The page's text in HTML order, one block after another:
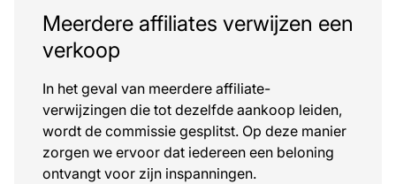
Meerdere affiliates verwijzen een
verkoop
In het geval van meerdere affiliate-
verwijzingen die tot dezelfde aankoop leiden,
wordt de commissie gesplitst. Op deze manier
zorgen we ervoor dat iedereen een beloning
ontvangt voor zijn inspanningen.